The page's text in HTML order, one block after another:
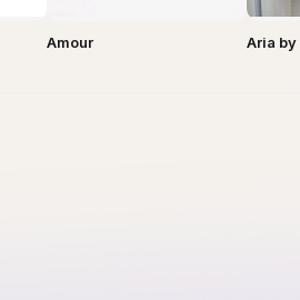
Amour Aria